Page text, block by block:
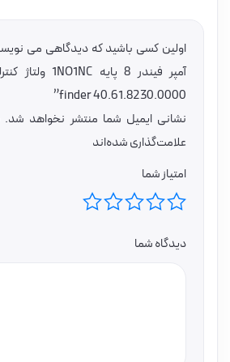
0000.finder 40.61.8230”
نشانی ایمیل شما منتشر نخواهد شد.
علامت‌گذاری شده‌اند
امتیاز شما
دیدگاه شما